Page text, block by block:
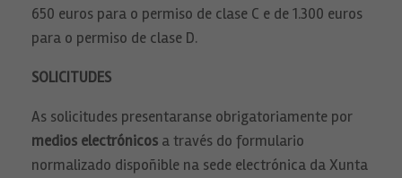
650 euros para o permiso de clase C e de 1.300 euros
para o permiso de clase D.
SOLICITUDES
As solicitudes presentaranse obrigatoriamente por
medios electrónicos a través do formulario
normalizado dispoñible na sede electrónica da Xunta